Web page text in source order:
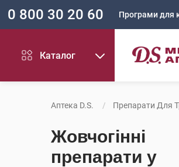
0 800 30 20 60 Програми для
Каталог
Аптека D.S. Препарати Для
Жовчогінні
препарати у